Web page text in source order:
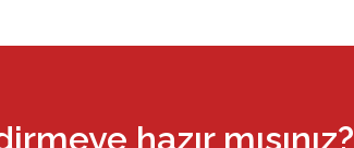
hazır mısınız?